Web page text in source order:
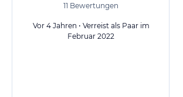
11 Bewertungen
Vor 4 Jahren • Verreist als Paar im
Februar 2022